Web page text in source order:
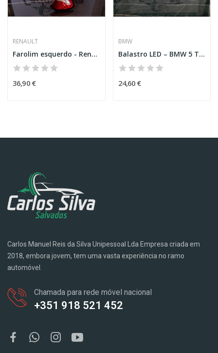
RENAULT
Farolim esquerdo - Renault Captur
36,90 €
BMW
Balastro LED – BMW 5 TOURING (G31)
24,60 €
Carlos Manuel Reis da Silva Unipessoal Lda Empresa criada em
2018, embora jovem, tem uma vasta experiência no ramo
automóvel.
Chamada para rede móvel nacional
+351 918 521 452